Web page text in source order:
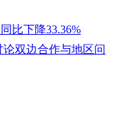
比下降33.36%
双边合作与地区问